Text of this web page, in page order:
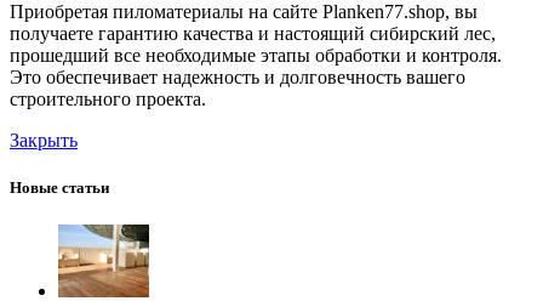
Приобретая пиломатериалы на сайте Planken77.shop, вы
получаете гарантию качества и настоящий сибирский лес,
прошедший все необходимые этапы обработки и контроля.
Это обеспечивает надежность и долговечность вашего
строительного проекта.
Закрыть
Новые статьи